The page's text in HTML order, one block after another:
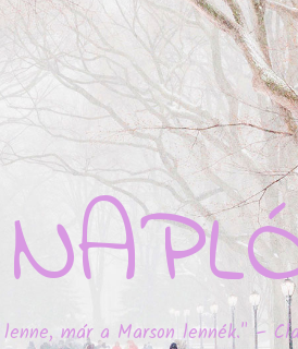
már a Marson lennék." –